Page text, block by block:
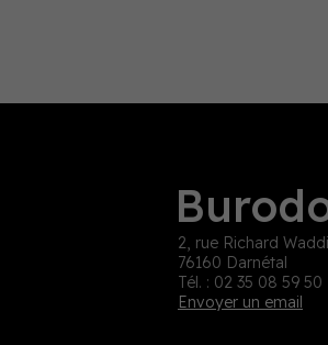
2, rue Richard
76160 Darnétal
Tél. : 02 35 08 59 50
Envoyer un email